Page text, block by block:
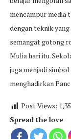
mencampur media
dengan teknik yang
semangat gotong
Mulia hari itu.
juga menjadi
menghadirkan
Post Views:
Spread the love